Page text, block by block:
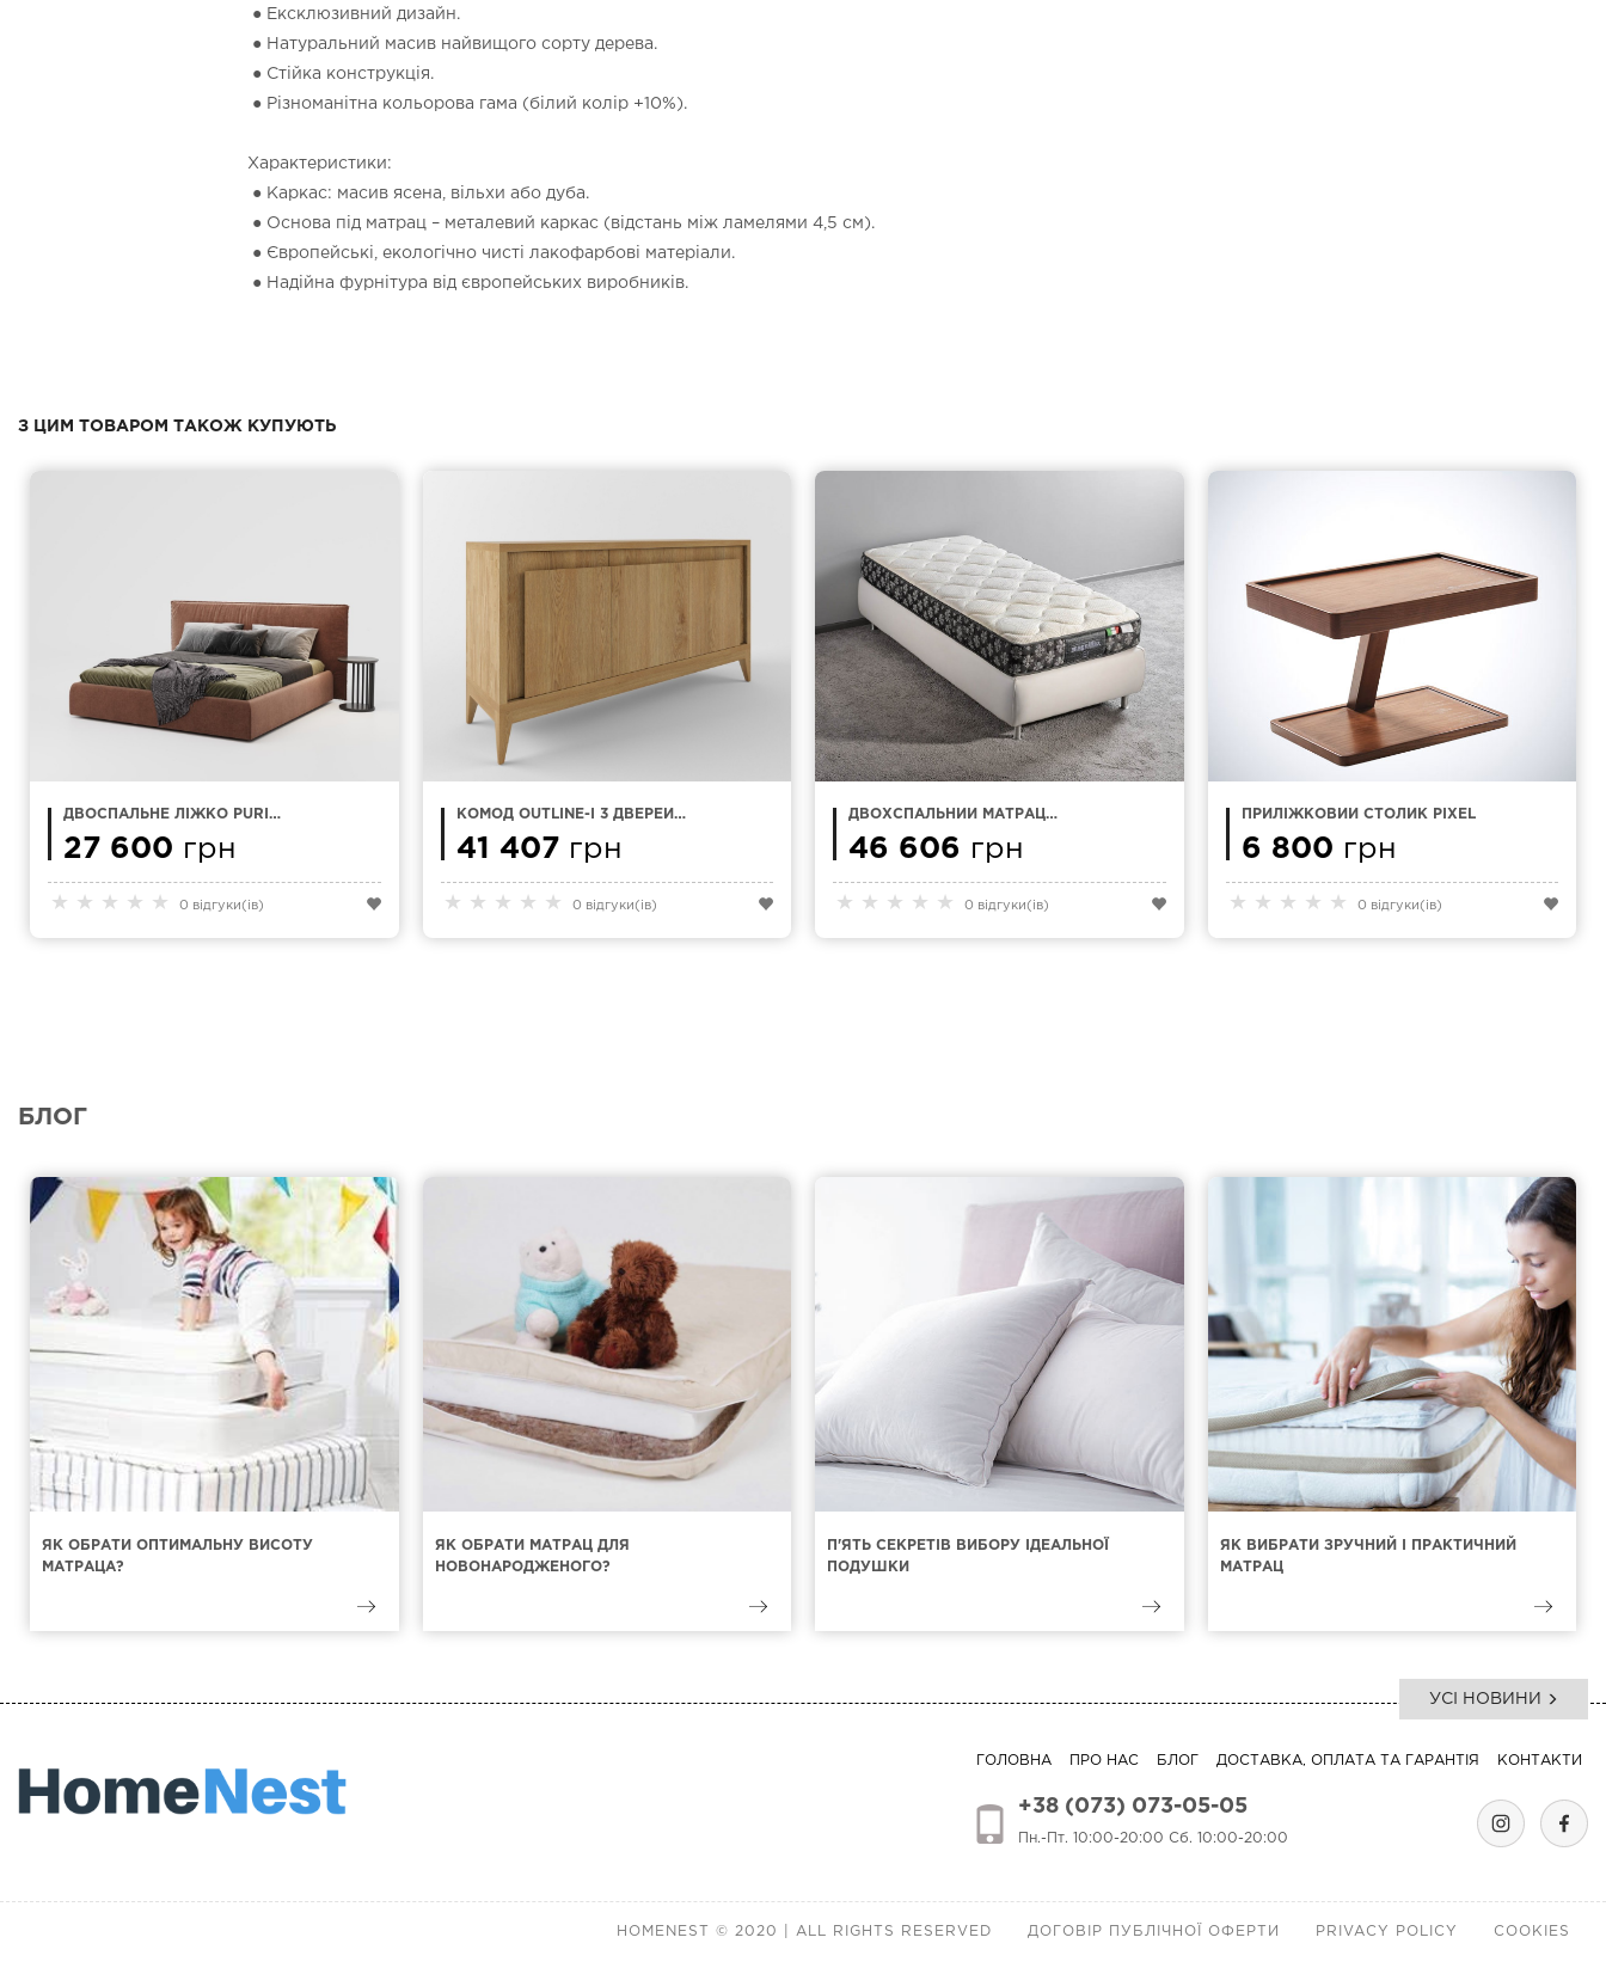
● Ексклюзивний дизайн.
● Натуральний масив найвищого сорту дерева.
● Стійка конструкція.
● Різноманітна кольорова гама (білий колір +10%).
Характеристики:
● Каркас: масив ясена, вільхи або дуба.
● Основа під матрац – металевий каркас (відстань між ламелями 4,5 см).
● Європейські, екологічно чисті лакофарбові матеріали.
● Надійна фурнітура від європейських виробників.
З ЦИМ ТОВАРОМ ТАКОЖ КУПУЮТЬ
★ ★ ★ ★ ★ 0 відгуки(ів)
ДВОСПАЛЬНЕ ЛІЖКО PURI
27 600 грн
★ ★ ★ ★ ★ 0 відгуки(ів)
КОМОД OUTLINE-I 3 ДВЕРЕЙ
41 407 грн
★ ★ ★ ★ ★ 0 відгуки(ів)
ДВОХСПАЛЬНИЙ МАТРАЦ
46 606 грн
★ ★ ★ ★ ★ 0 відгуки(ів)
ПРИЛІЖКОВИЙ СТОЛИК PIXEL
6 800 грн
БЛОГ
ЯК ОБРАТИ ОПТИМАЛЬНУ ВИСОТУ
МАТРАЦА?
ЯК ОБРАТИ МАТРАЦ ДЛЯ
НОВОНАРОДЖЕНОГО?
П'ЯТЬ СЕКРЕТІВ ВИБОРУ ІДЕАЛЬНОЇ
ПОДУШКИ
ЯК ВИБРАТИ ЗРУЧНИЙ І ПРАКТИЧНИЙ
МАТРАЦ
УСІ НОВИНИ
ГОЛОВНА ПРО НАС БЛОГ ДОСТАВКА, ОПЛАТА ТА ГАРАНТІЯ КОНТАКТИ
+38 (073) 073-05-05
Пн.-Пт. 10:00-20:00 Сб. 10:00-20:00
COOKIES
PRIVACY POLICY
ДОГОВІР ПУБЛІЧНОЇ ОФЕРТИ
HOMENEST © 2020 | ALL RIGHTS RESERVED